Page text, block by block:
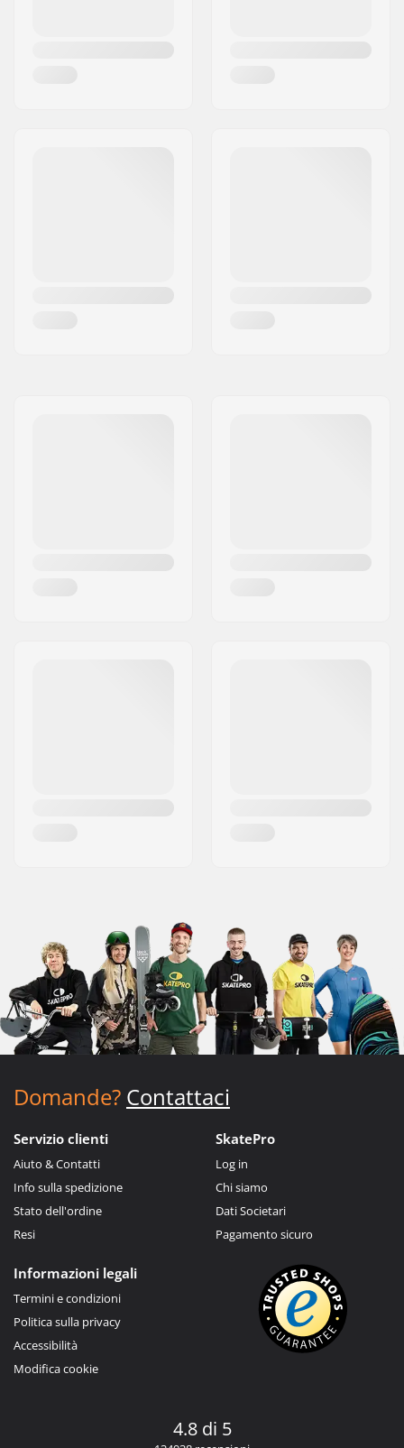
Domande? Contattaci
Servizio clienti
Aiuto & Contatti
Info sulla spedizione
Stato dell'ordine
Resi
SkatePro
Log in
Chi siamo
Dati Societari
Pagamento sicuro
Informazioni legali
Termini e condizioni
Politica sulla privacy
Accessibilità
Modifica cookie
4.8 di 5